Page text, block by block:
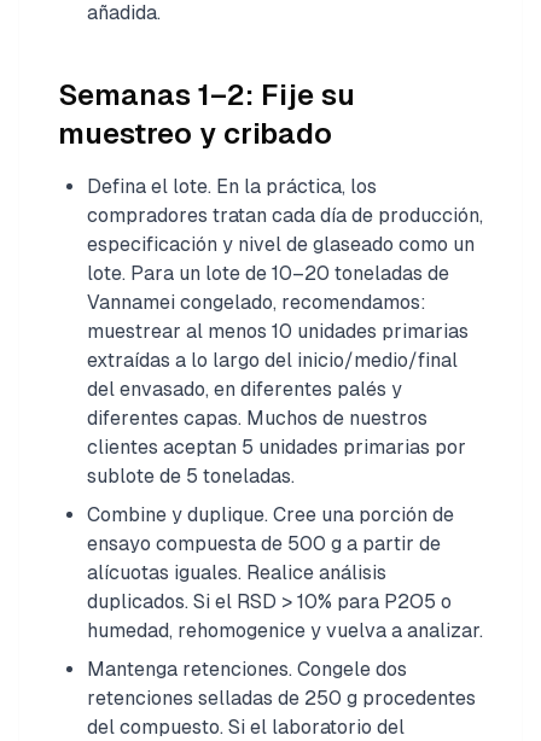
añadida.
Semanas 1–2: Fije su
muestreo y cribado
Defina el lote. En la práctica, los
compradores tratan cada día de producción,
especificación y nivel de glaseado como un
lote. Para un lote de 10–20 toneladas de
Vannamei congelado, recomendamos:
muestrear al menos 10 unidades primarias
extraídas a lo largo del inicio/medio/final
del envasado, en diferentes palés y
diferentes capas. Muchos de nuestros
clientes aceptan 5 unidades primarias por
sublote de 5 toneladas.
Combine y duplique. Cree una porción de
ensayo compuesta de 500 g a partir de
alícuotas iguales. Realice análisis
duplicados. Si el RSD > 10% para P2O5 o
humedad, rehomo­genice y vuelva a analizar.
Mantenga retenciones. Congele dos
retenciones selladas de 250 g procedentes
del compuesto. Si el laboratorio del